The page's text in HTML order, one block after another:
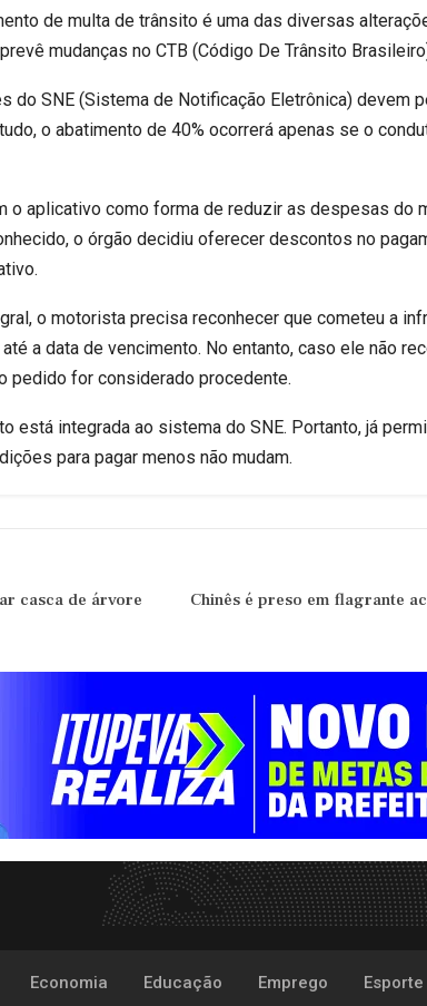
de multa de trânsito é uma das diversas
mudanças no CTB (Código De Trânsito
do SNE (Sistema de Notificação Eletrônica) devem
o abatimento de 40% ocorrerá apenas se o
o aplicativo como forma de reduzir as despesas do
o órgão decidiu oferecer descontos no
o motorista precisa reconhecer que cometeu a
a data de vencimento. No entanto, caso ele não
pedido for considerado procedente.
está integrada ao sistema do SNE. Portanto, já
para pagar menos não mudam.
casca de árvore
Chinês é preso em flagrante
Economia Educação Emprego Esporte